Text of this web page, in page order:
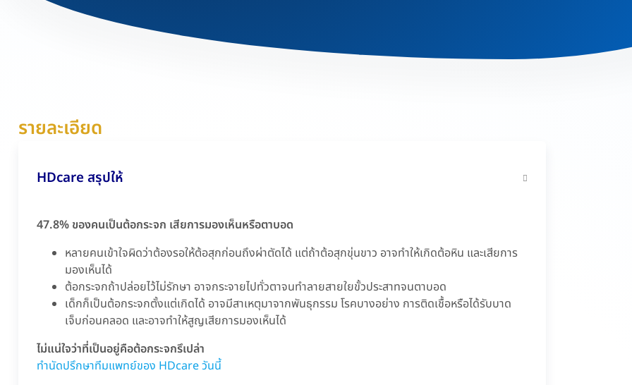
รายละเอียด
HDcare สรุปให้
47.8% ของคนเป็นต้อกระจก เสียการมองเห็นหรือตาบอด
หลายคนเข้าใจผิดว่าต้องรอให้ต้อสุกก่อนถึงผ่าตัดได้ แต่ถ้าต้อสุกขุ่นขาว อาจทำให้เกิดต้อหิน และเสียการ
มองเห็นได้
ต้อกระจกถ้าปล่อยไว้ไม่รักษา อาจกระจายไปทั่วตาจนทำลายสายใยขั้วประสาทจนตาบอด
เด็กก็เป็นต้อกระจกตั้งแต่เกิดได้ อาจมีสาเหตุมาจากพันธุกรรม โรคบางอย่าง การติดเชื้อหรือได้รับบาด
เจ็บก่อนคลอด และอาจทำให้สูญเสียการมองเห็นได้
ไม่แน่ใจว่าที่เป็นอยู่คือต้อกระจกรึเปล่า
ทำนัดปรึกษาทีมแพทย์ของ HDcare วันนี้